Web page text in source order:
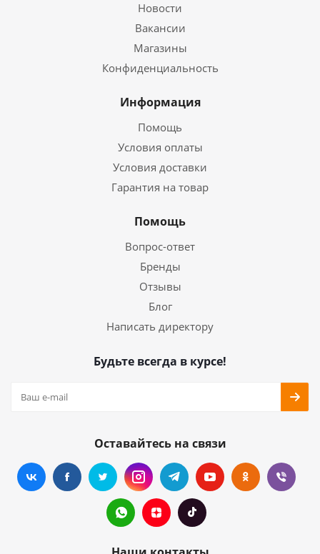
Новости
Вакансии
Магазины
Конфиденциальность
Информация
Помощь
Условия оплаты
Условия доставки
Гарантия на товар
Помощь
Вопрос-ответ
Бренды
Отзывы
Блог
Написать директору
Будьте всегда в курсе!
Оставайтесь на связи